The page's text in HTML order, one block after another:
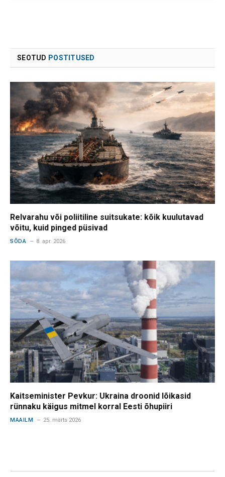
SEOTUD POSTITUSED
Relvarahu või poliitiline suitsukate: kõik kuulutavad
võitu, kuid pinged püsivad
SÕDA 8. apr. 2026
Kaitseminister Pevkur: Ukraina droonid lõikasid
rünnaku käigus mitmel korral Eesti õhupiiri
MAAILM 25. märts 2026